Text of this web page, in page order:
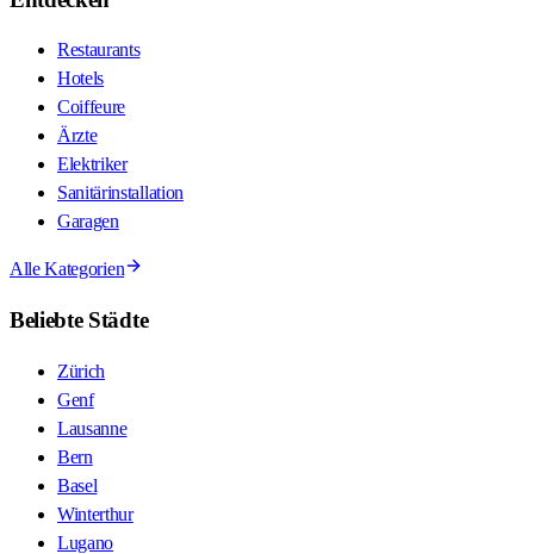
Restaurants
Hotels
Coiffeure
Ärzte
Elektriker
Sanitärinstallation
Garagen
Alle Kategorien
Beliebte Städte
Zürich
Genf
Lausanne
Bern
Basel
Winterthur
Lugano